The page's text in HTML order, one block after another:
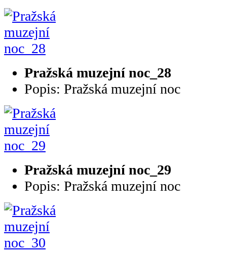
Pražská muzejní noc_28
Popis: Pražská muzejní noc
Pražská muzejní noc_29
Popis: Pražská muzejní noc